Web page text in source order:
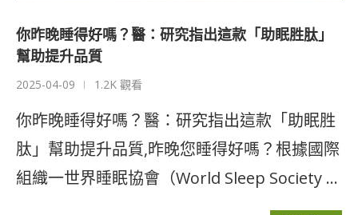
你昨晚睡得好嗎？醫：研究指出這款「助眠胜肽」
幫助提升品質
2025-04-09 1.2K 觀看
你昨晚睡得好嗎？醫：研究指出這款「助眠胜
肽」幫助提升品質,昨晚您睡得好嗎？根據國際
組織一世界睡眠協會（World Sleep Society …